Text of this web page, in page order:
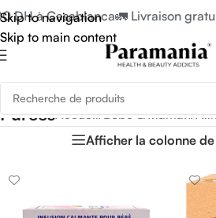
Skip to navigation
Skip to main content
DH à Casablanca🚛 Livraison
PuréesAccueil/Bébé & Maman/
Afficher la colonne